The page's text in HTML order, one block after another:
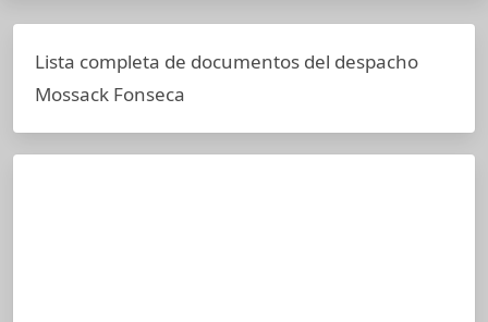
Lista completa de documentos del despacho
Mossack Fonseca